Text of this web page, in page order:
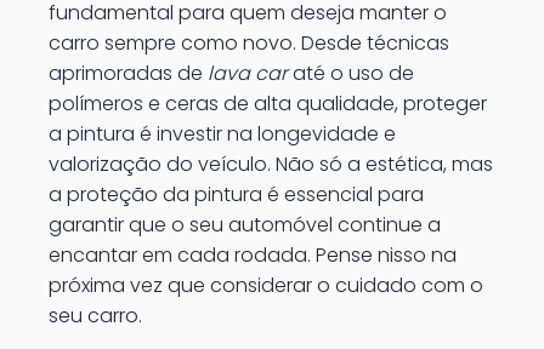
fundamental para quem deseja manter o
carro sempre como novo. Desde técnicas
aprimoradas de lava caraté o uso de
polímeros e ceras de alta qualidade, proteger
a pintura é investir na longevidade e
valorização do veículo. Não só a estética, mas
a proteção da pintura é essencial para
garantir que o seu automóvel continue a
encantar em cada rodada. Pense nisso na
próxima vez que considerar o cuidado com o
seu carro.